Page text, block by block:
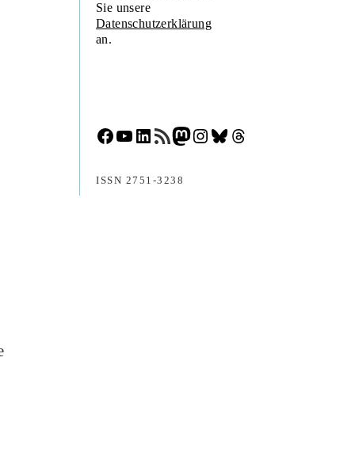
Sie unsere
Datenschutzerklärung
an.
Facebook
YouTube
LinkedIn
RSS-Feed
Mastodon
Instagram
Bluesky
Threads
ISSN 2751-3238